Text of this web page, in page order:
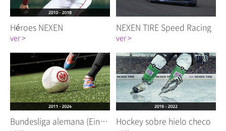
Héroes NEXEN
ver >
NEXEN TIRE Speed Racing
ver >
Bundesliga alemana (Eintracht Frankfurt) Hockey sobre hielo checo